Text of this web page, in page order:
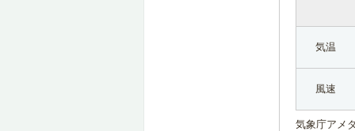
気温
風速
気象庁アメ